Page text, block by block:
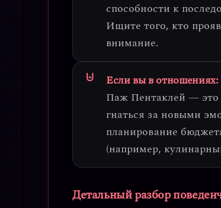
способности к
Ищите того, кто
внимание.
Если вы в отношениях:
Паж Пентаклей — это
гнаться за новыми
планирование
(например,
Детальный разбор